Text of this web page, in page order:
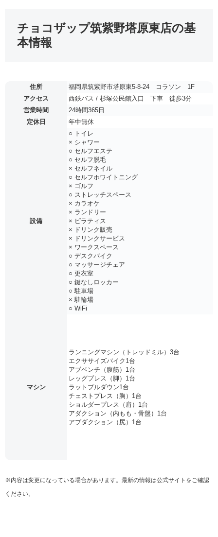
チョコザップ筑紫野塔原東店の基
本情報
住所
福岡県筑紫野市塔原東5-8-24 コラソン 1F
アクセス
西鉄バス / 杉塚公民館入口 下車 徒歩3分
営業時間
24時間365日
定休日
年中無休
設備
○ トイレ
× シャワー
○ セルフエステ
○ セルフ脱毛
× セルフネイル
○ セルフホワイトニング
× ゴルフ
○ ストレッチスペース
× カラオケ
× ランドリー
× ピラティス
× ドリンク販売
× ドリンクサービス
× ワークスペース
○ デスクバイク
○ マッサージチェア
○ 更衣室
○ 鍵なしロッカー
○ 駐車場
× 駐輪場
○ WiFi
マシン
ランニングマシン（トレッドミル）3台
エクササイズバイク1台
アブベンチ（腹筋）1台
レッグプレス（脚）1台
ラットプルダウン1台
チェストプレス（胸）1台
ショルダープレス（肩）1台
アダクション（内もも・骨盤）1台
アブダクション（尻）1台
※内容は変更になっている場合があります。最新の情報は公式サイトをご確認
ください。